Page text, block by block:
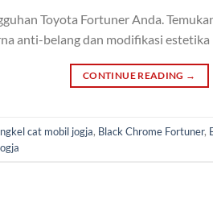
Toyota Fortuner Anda.
anti-belang dan modifikasi
CONTINUE READING →
cat mobil jogja, Black Chrome Fortuner,